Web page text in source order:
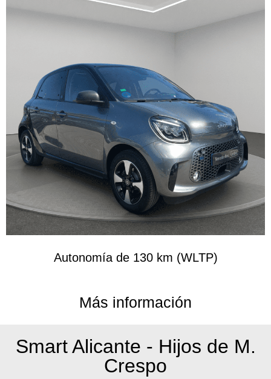
Autonomía de 130 km (WLTP)
Más información
Smart Alicante - Hijos de M.
Crespo